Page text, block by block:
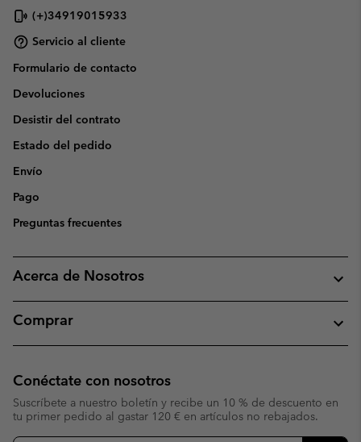
(+)34919015933
Servicio al cliente
Formulario de contacto
Devoluciones
Desistir del contrato
Estado del pedido
Envío
Pago
Preguntas frecuentes
Acerca de Nosotros
Comprar
Conéctate con nosotros
Suscríbete a nuestro boletín y recibe un 10 % de descuento en
tu primer pedido al gastar 120 € en artículos no rebajados.